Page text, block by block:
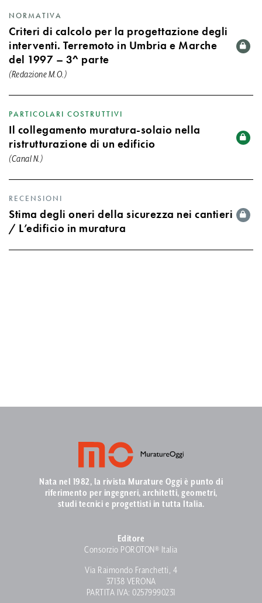
NORMATIVA
Criteri di calcolo per la progettazione degli
interventi. Terremoto in Umbria e Marche
del 1997 – 3^ parte
(Redazione M.O.)
PARTICOLARI COSTRUTTIVI
Il collegamento muratura-solaio nella
ristrutturazione di un edificio
(Canal N.)
RECENSIONI
Stima degli oneri della sicurezza nei cantieri
/ L’edificio in muratura
Nata nel 1982, la rivista Murature Oggi è punto di
riferimento per ingegneri, architetti, geometri,
studi tecnici e progettisti in tutta Italia.
Editore
Consorzio POROTON® Italia
Via Raimondo Franchetti, 4
37138 VERONA
PARTITA IVA: 02579990231